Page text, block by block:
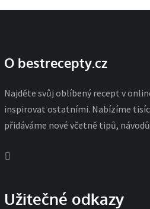
O bestrecepty.cz
Najděte svůj oblíbený recept v
inspirovat ostatními. Nabízíme
přidáváme nové včetně tipů,
Užitečné odkazy